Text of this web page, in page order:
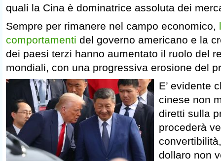
quali la Cina è dominatrice assoluta dei
Sempre per rimanere nel campo economico,
comportamenti del governo americano e la
dei paesi terzi hanno aumentato il ruolo del
mondiali, con una progressiva erosione del
E’ evidente
cinese non
diretti sulla
procederà
dollaro non